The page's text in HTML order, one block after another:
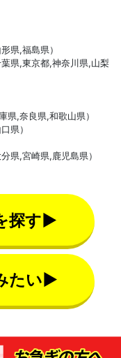
県,福島県）
県,東京都,神奈川県,山梨
県,奈良県,和歌山県）
県）
県,宮崎県,鹿児島県）
探す▶
たい▶